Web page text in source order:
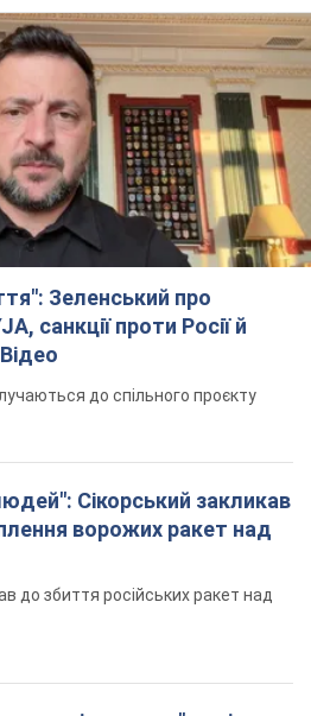
Зеленський про
санкції проти Росії й
до спільного проєкту
Сікорський закликав
ворожих ракет над
до збиття російських ракет над